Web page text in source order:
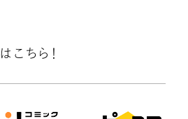
こちら！